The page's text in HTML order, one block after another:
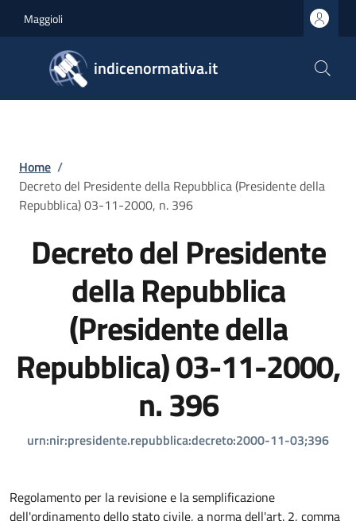
Maggioli
indicenormativa.it
Briciole di pane
Home /
Decreto del Presidente della Repubblica (Presidente della
Repubblica) 03-11-2000, n. 396
Decreto del Presidente
della Repubblica
(Presidente della
Repubblica) 03-11-2000,
n. 396
urn:nir:presidente.repubblica:decreto:2000-11-03;396
Regolamento per la revisione e la semplificazione
dell'ordinamento dello stato civile, a norma dell'art. 2, comma